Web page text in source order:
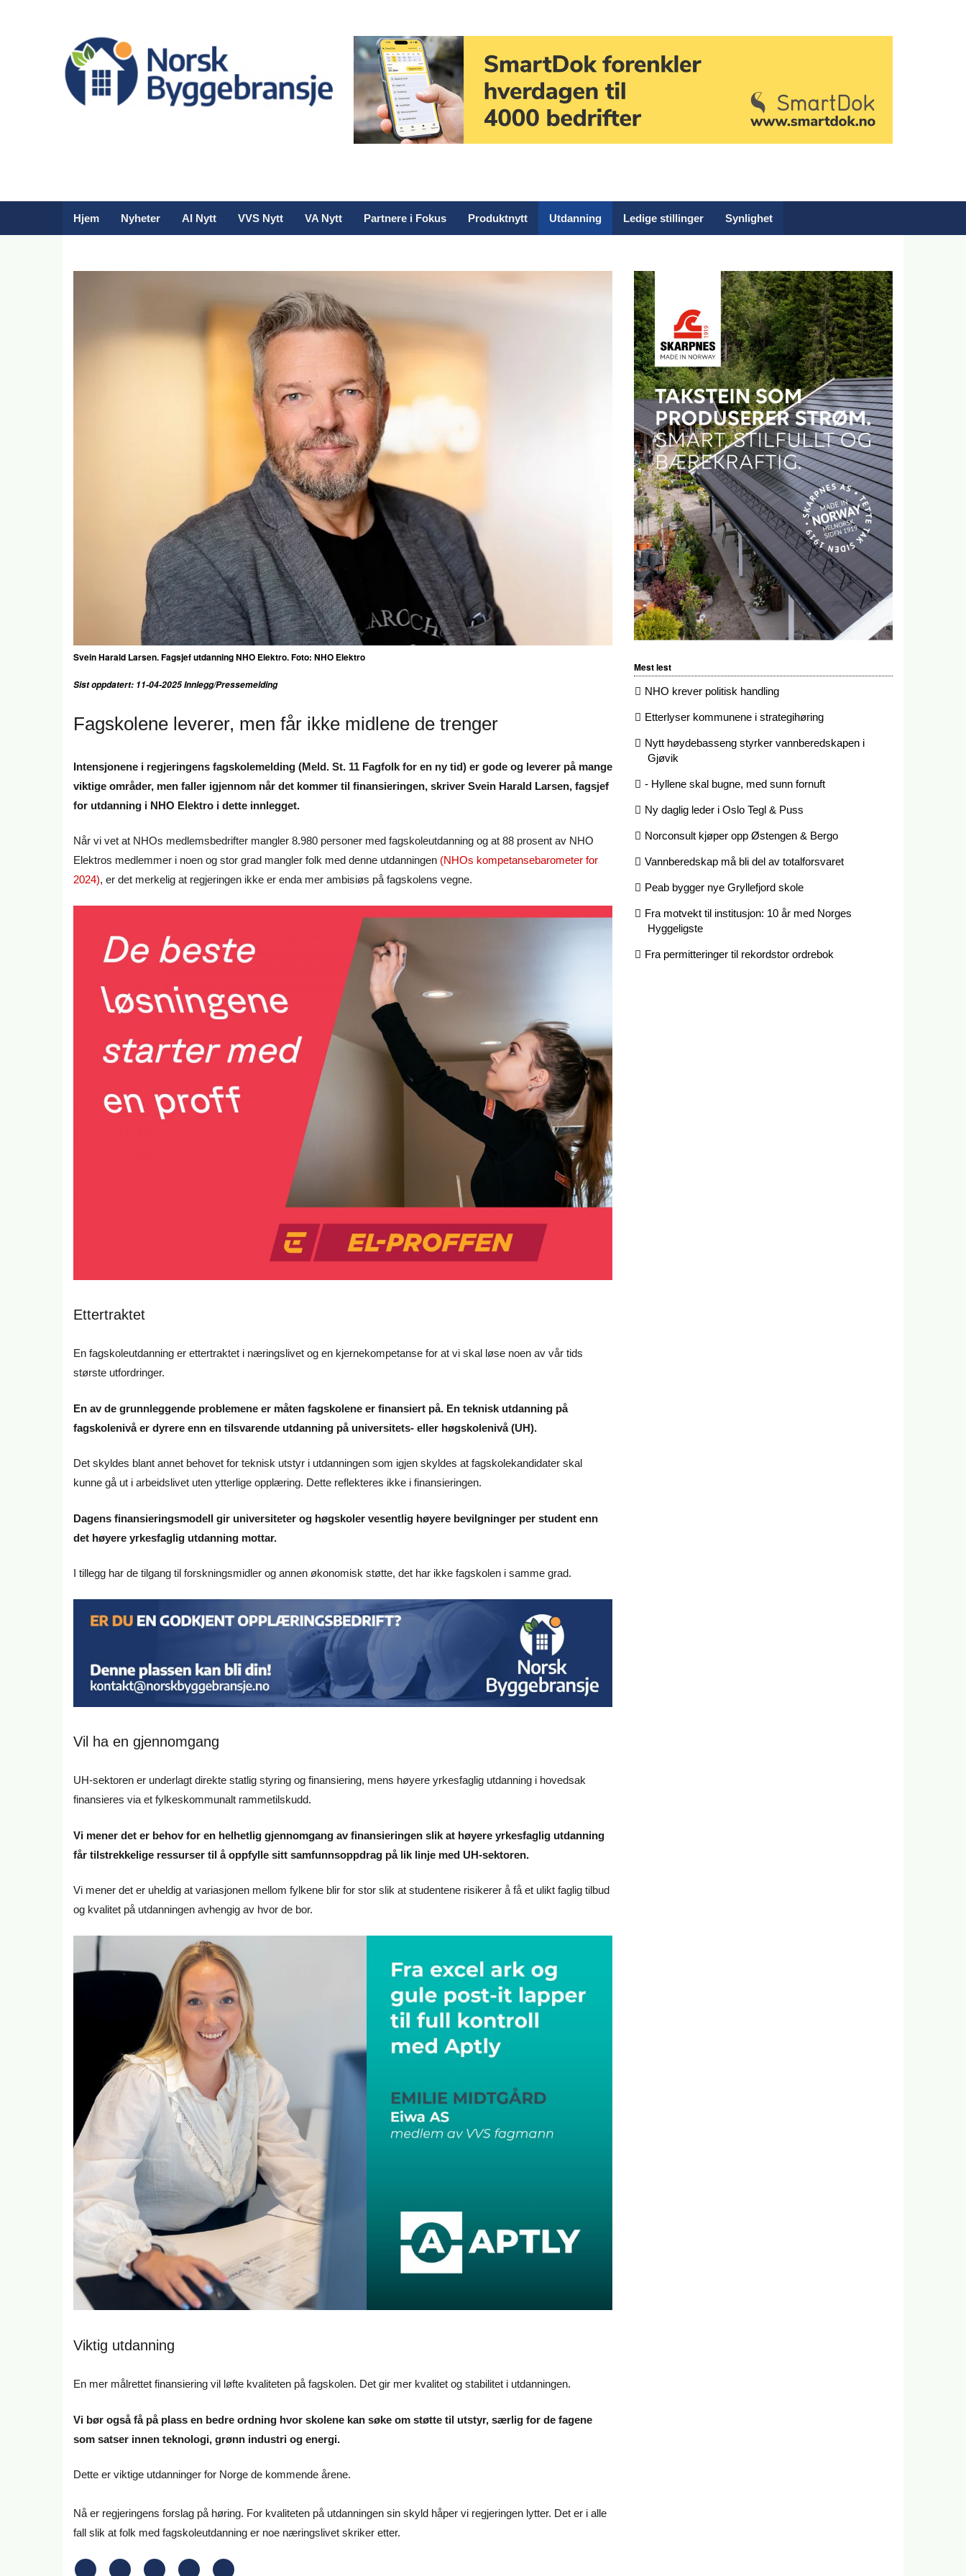
Hjem Nyheter AI Nytt VVS Nytt VA Nytt Partnere i Fokus Produktnytt Utdanning Ledige stillinger Synlighet
Svein Harald Larsen. Fagsjef utdanning NHO Elektro. Foto: NHO Elektro
Sist oppdatert: 11-04-2025 Innlegg/Pressemelding
Fagskolene leverer, men får ikke midlene de trenger
Intensjonene i regjeringens fagskolemelding (Meld. St. 11 Fagfolk for en ny tid) er gode og leverer på mange
viktige områder, men faller igjennom når det kommer til finansieringen, skriver Svein Harald Larsen, fagsjef
for utdanning i NHO Elektro i dette innlegget.
Når vi vet at NHOs medlemsbedrifter mangler 8.980 personer med fagskoleutdanning og at 88 prosent av NHO
Elektros medlemmer i noen og stor grad mangler folk med denne utdanningen (NHOs kompetansebarometer for
2024), er det merkelig at regjeringen ikke er enda mer ambisiøs på fagskolens vegne.
Ettertraktet
En fagskoleutdanning er ettertraktet i næringslivet og en kjernekompetanse for at vi skal løse noen av vår tids
største utfordringer.
En av de grunnleggende problemene er måten fagskolene er finansiert på. En teknisk utdanning på
fagskolenivå er dyrere enn en tilsvarende utdanning på universitets- eller høgskolenivå (UH).
Det skyldes blant annet behovet for teknisk utstyr i utdanningen som igjen skyldes at fagskolekandidater skal
kunne gå ut i arbeidslivet uten ytterlige opplæring. Dette reflekteres ikke i finansieringen.
Dagens finansieringsmodell gir universiteter og høgskoler vesentlig høyere bevilgninger per student enn
det høyere yrkesfaglig utdanning mottar.
I tillegg har de tilgang til forskningsmidler og annen økonomisk støtte, det har ikke fagskolen i samme grad.
Vil ha en gjennomgang
UH-sektoren er underlagt direkte statlig styring og finansiering, mens høyere yrkesfaglig utdanning i hovedsak
finansieres via et fylkeskommunalt rammetilskudd.
Vi mener det er behov for en helhetlig gjennomgang av finansieringen slik at høyere yrkesfaglig utdanning
får tilstrekkelige ressurser til å oppfylle sitt samfunnsoppdrag på lik linje med UH-sektoren.
Vi mener det er uheldig at variasjonen mellom fylkene blir for stor slik at studentene risikerer å få et ulikt faglig tilbud
og kvalitet på utdanningen avhengig av hvor de bor.
Viktig utdanning
En mer målrettet finansiering vil løfte kvaliteten på fagskolen. Det gir mer kvalitet og stabilitet i utdanningen.
Vi bør også få på plass en bedre ordning hvor skolene kan søke om støtte til utstyr, særlig for de fagene
som satser innen teknologi, grønn industri og energi.
Dette er viktige utdanninger for Norge de kommende årene.
Nå er regjeringens forslag på høring. For kvaliteten på utdanningen sin skyld håper vi regjeringen lytter. Det er i alle
fall slik at folk med fagskoleutdanning er noe næringslivet skriker etter.
Mest lest
NHO krever politisk handling
Etterlyser kommunene i strategihøring
Nytt høydebasseng styrker vannberedskapen i
Gjøvik
- Hyllene skal bugne, med sunn fornuft
Ny daglig leder i Oslo Tegl & Puss
Norconsult kjøper opp Østengen & Bergo
Vannberedskap må bli del av totalforsvaret
Peab bygger nye Gryllefjord skole
Fra motvekt til institusjon: 10 år med Norges
Hyggeligste
Fra permitteringer til rekordstor ordrebok